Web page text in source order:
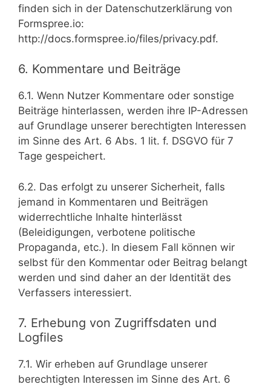
finden sich in der Datenschutzerklärung von
Formspree.io:
http://docs.formspree.io/files/privacy.pdf.
6. Kommentare und Beiträge
6.1. Wenn Nutzer Kommentare oder sonstige
Beiträge hinterlassen, werden ihre IP-Adressen
auf Grundlage unserer berechtigten Interessen
im Sinne des Art. 6 Abs. 1 lit. f. DSGVO für 7
Tage gespeichert.
6.2. Das erfolgt zu unserer Sicherheit, falls
jemand in Kommentaren und Beiträgen
widerrechtliche Inhalte hinterlässt
(Beleidigungen, verbotene politische
Propaganda, etc.). In diesem Fall können wir
selbst für den Kommentar oder Beitrag belangt
werden und sind daher an der Identität des
Verfassers interessiert.
7. Erhebung von Zugriffsdaten und
Logfiles
7.1. Wir erheben auf Grundlage unserer
berechtigten Interessen im Sinne des Art. 6